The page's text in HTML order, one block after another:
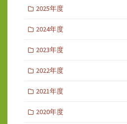
2025年度
2024年度
2023年度
2022年度
2021年度
2020年度